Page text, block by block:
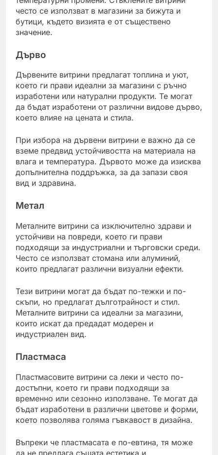
често се използват в магазини за бижута и
бутици, където визията е от съществено
значение.
Дърво
Дървените витрини предлагат топлина и уют,
което ги прави идеални за магазини с ръчно
изработени или натурални продукти. Те могат
да бъдат изработени от различни видове дърво,
което влияе на цената и стила.
При избора на дървени витрини е важно да се
вземе предвид устойчивостта на материала на
влага и температура. Дървото може да изисква
допълнителна поддръжка, за да запази своя
вид и здравина.
Метал
Металните витрини са изключително здрави и
устойчиви на повреди, което ги прави
подходящи за индустриални и търговски среди.
Често се използват стомана или алуминий,
които предлагат различни визуални ефекти.
Тези витрини могат да бъдат по-тежки и по-
скъпи, но предлагат дълготрайност и стил.
Металните витрини са идеални за магазини,
които искат да предадат модерен и
индустриален вид.
Пластмаса
Пластмасовите витрини са леки и често по-
достъпни, което ги прави подходящи за
временно или сезонно използване. Те могат да
бъдат изработени в различни цветове и форми,
което позволява голяма гъвкавост в дизайна.
Въпреки че пластмасата е по-евтина, тя може
да не предлага същата естетика и